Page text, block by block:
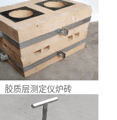
胶质层测定仪炉砖